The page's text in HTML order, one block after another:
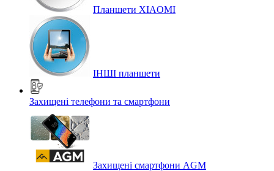
Планшети XIAOMI
ІНШІ планшети
Захищені телефони та смартфони
Захищені смартфони AGM